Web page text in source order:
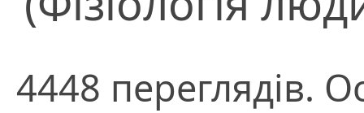
4448 переглядів.